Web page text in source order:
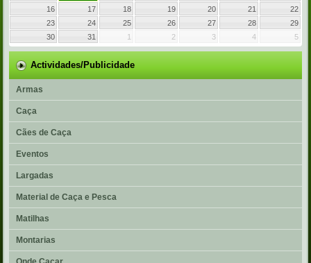
16
17 18 19 20 21
22
23
24 25 26 27 28
29
30
31 1 2 3 4 5
Actividades/Publicidade
Armas
Caça
Cães de Caça
Eventos
Largadas
Material de Caça e Pesca
Matilhas
Montarias